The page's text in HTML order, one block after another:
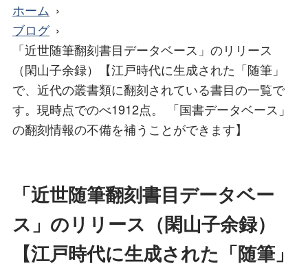
ホーム
ブログ
「近世随筆翻刻書目データベース」のリリース
（閑山子余録）【江戸時代に生成された「随筆」
で、近代の叢書類に翻刻されている書目の一覧で
す。現時点でのべ1912点。 「国書データベース」
の翻刻情報の不備を補うことができます】
「近世随筆翻刻書目データベー
ス」のリリース（閑山子余録）
【江戸時代に生成された「随筆」